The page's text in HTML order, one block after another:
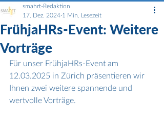
FrühjaHRs-Event: Weitere
Vorträge
smahrt-Redaktion
17. Dez. 2024 1 Min. Lesezeit
Für unser FrühjaHRs-Event am
12.03.2025 in Zürich präsentieren wir
Ihnen zwei weitere spannende und
wertvolle Vorträge.